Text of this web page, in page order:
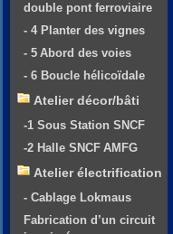
double pont ferroviaire
- 4 Planter des vignes
- 5 Abord des voies
- 6 Boucle hélicoïdale
Atelier décor/bâti
-1 Sous Station SNCF
-2 Halle SNCF AMFG
Atelier électrification
- Cablage Lokmaus
Fabrication d’un circuit